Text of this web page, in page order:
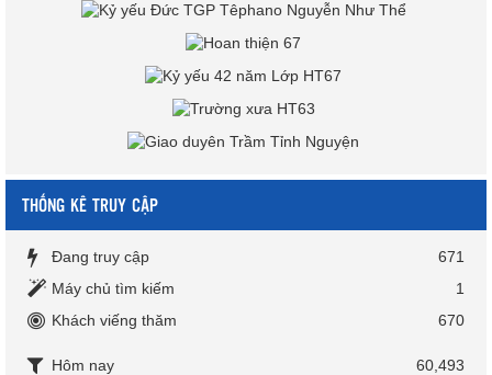
THỐNG KÊ TRUY CẬP
Đang truy cập
671
Máy chủ tìm kiếm
1
Khách viếng thăm
670
Hôm nay
60,493